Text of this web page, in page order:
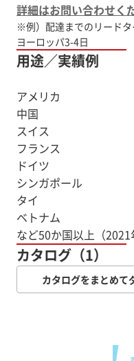
詳細はお問い合わせく
※例）配達までのリードタ
ヨーロッパ3-4日
用途／実績例
アメリカ
中国
スイス
フランス
ドイツ
シンガポール
タイ
ベトナム
など50か国以上（2021
カタログ（1）
カタログをまとめて